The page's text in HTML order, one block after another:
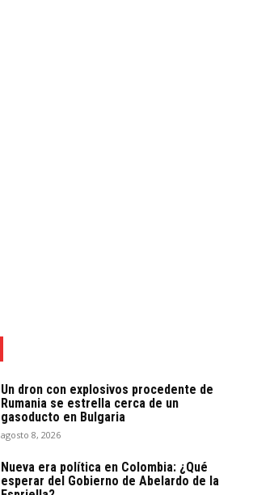
Un dron con explosivos procedente de
Rumania se estrella cerca de un
gasoducto en Bulgaria
agosto 8, 2026
Nueva era política en Colombia: ¿Qué
esperar del Gobierno de Abelardo de la